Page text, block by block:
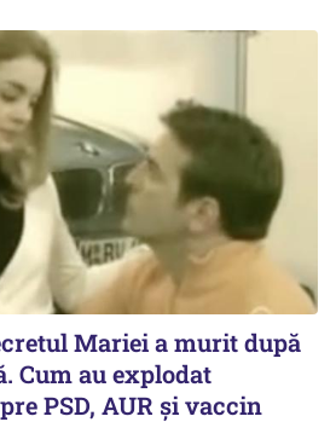
Mariei a murit după
Cum au explodat
PSD, AUR și vaccin